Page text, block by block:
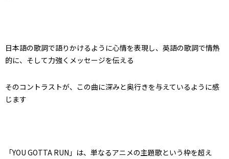
日本語の歌詞で語りかけるように心情を表現し、英語の歌詞で情熱
的に、そして力強くメッセージを伝える
そのコントラストが、この曲に深みと奥行きを与えているように感
じます
「YOU GOTTA RUN」は、単なるアニメの主題歌という枠を超え